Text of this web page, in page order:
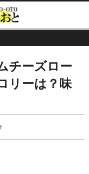
チーズロー
リーは？味